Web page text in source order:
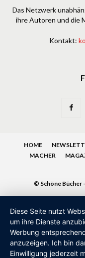
Das Netzwerk
ihre Autoren und die
Kontakt:
HOME
MACHER
© Schöne Bücher
Diese Seite nutzt
um ihre Dienste
Werbung
anzuzeigen. Ich bin
Einwilligung jederzeit